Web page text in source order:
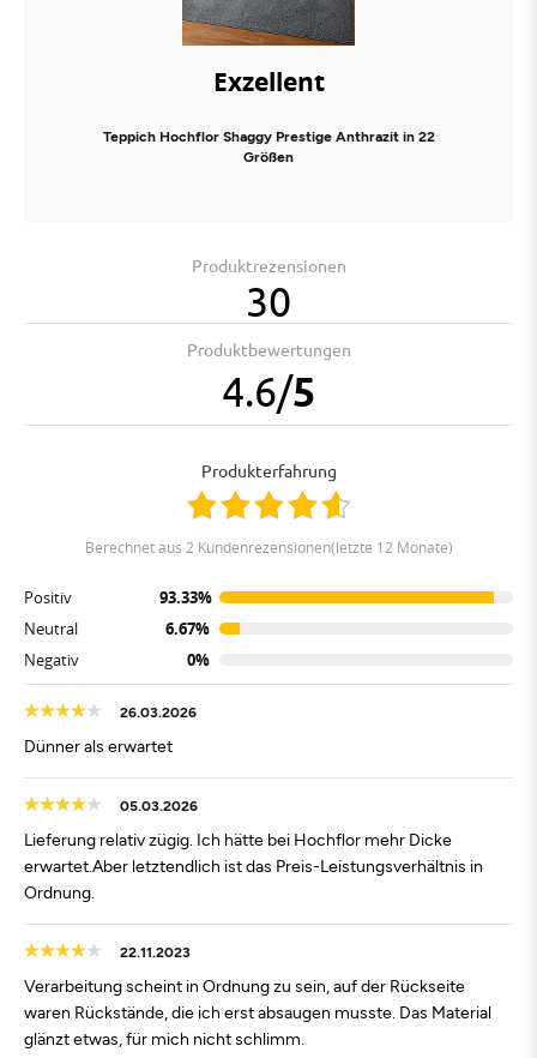
Exzellent
Teppich Hochflor Shaggy Prestige Anthrazit in 22
Größen
Produktrezensionen
30
Produktbewertungen
4.6/5
Produkterfahrung
berechnet aus 2 Kundenrezensionen(letzte 12 Monate)
Positiv
93.33%
Neutral
6.67%
Negativ
0%
26.03.2026
Dünner als erwartet
05.03.2026
Lieferung relativ zügig. Ich hätte bei Hochflor mehr Dicke
erwartet.Aber letztendlich ist das Preis-Leistungsverhältnis in
Ordnung.
22.11.2023
Verarbeitung scheint in Ordnung zu sein, auf der Rückseite
waren Rückstände, die ich erst absaugen musste. Das Material
glänzt etwas, für mich nicht schlimm.